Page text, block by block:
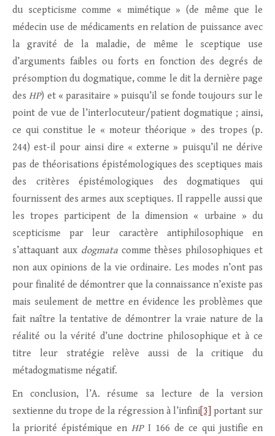
du scepticisme comme « mimétique » (de même que le
médecin use de médicaments en relation de puissance avec
la gravité de la maladie, de même le sceptique use
d’arguments faibles ou forts en fonction des degrés de
présomption du dogmatique, comme le dit la dernière page
desHP) et « parasitaire » puisqu’il se fonde toujours sur le
point de vue de l’interlocuteur/patient dogmatique ; ainsi,
ce qui constitue le « moteur théorique » des tropes (p.
244) est-il pour ainsi dire « externe » puisqu’il ne dérive
pas de théorisations épistémologiques des sceptiques mais
des critères épistémologiques des dogmatiques qui
fournissent des armes aux sceptiques. Il rappelle aussi que
les tropes participent de la dimension « urbaine » du
scepticisme par leur caractère antiphilosophique en
s’attaquant aux dogmatacomme thèses philosophiques et
non aux opinions de la vie ordinaire. Les modes n’ont pas
pour finalité de démontrer que la connaissance n’existe pas
mais seulement de mettre en évidence les problèmes que
fait naître la tentative de démontrer la vraie nature de la
réalité ou la vérité d’une doctrine philosophique et à ce
titre leur stratégie relève aussi de la critique du
métadogmatisme négatif.
En conclusion, l’A. résume sa lecture de la version
sextienne du trope de la régression à l’infini[3] portant sur
la priorité épistémique en HPI 166 de ce qui justifie en